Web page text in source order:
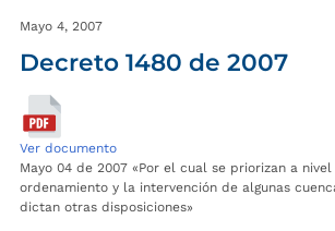
Mayo 4, 2007
Decreto 1480 de 2007
Ver documento
Mayo 04 de 2007 «Por el cual se priorizan a
ordenamiento y la intervención de algunas
dictan otras disposiciones»